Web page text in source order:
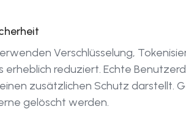
Verschlüsselung,
erheblich reduziert. Echte
zusätzlichen Schutz darstellt.
gelöscht werden.